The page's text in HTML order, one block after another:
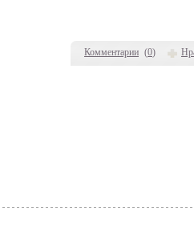
Комментарии (0)